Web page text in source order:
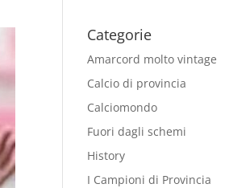
Categorie
Amarcord molto vintage
Calcio di provincia
Calciomondo
Fuori dagli schemi
History
I Campioni di Provincia